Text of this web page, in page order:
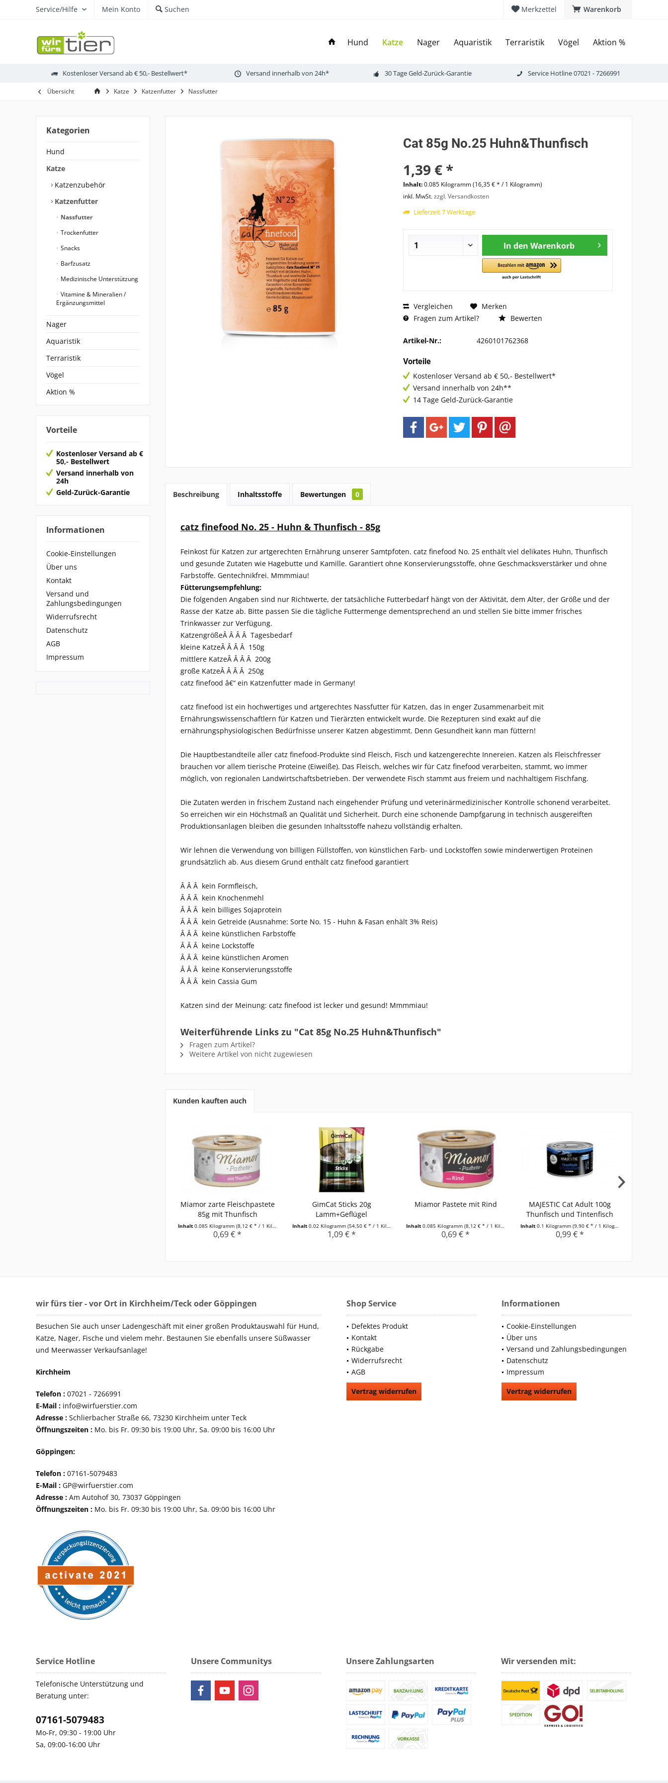
Warenkorb
Merkzettel
Service/Hilfe Mein Konto Suchen
Hund Katze Nager Aquaristik Terraristik Vögel Aktion %
Kostenloser Versand ab € 50,- Bestellwert* Versand innerhalb von 24h* 30 Tage Geld-Zurück-Garantie Service Hotline 07021 - 7266991
Übersicht Katze Katzenfutter Nassfutter
Kategorien
Hund
Katze
Katzenzubehör
Katzenfutter
Nassfutter
Trockenfutter
Snacks
Barfzusatz
Medizinische Unterstützung
Vitamine & Mineralien /
Ergänzungsmittel
Nager
Aquaristik
Terraristik
Vögel
Aktion %
Vorteile
Kostenloser Versand ab €
50,- Bestellwert
Versand innerhalb von
24h
Geld-Zurück-Garantie
Informationen
Cookie-Einstellungen
Über uns
Kontakt
Versand und
Zahlungsbedingungen
Widerrufsrecht
Datenschutz
AGB
Impressum
Cat 85g No.25 Huhn&Thunfisch
1,39 € *
Inhalt:0.085 Kilogramm (16,35 € * / 1 Kilogramm)
inkl. MwSt.zzgl. Versandkosten
Lieferzeit 7 Werktage
In den Warenkorb
Vergleichen
Merken
Fragen zum Artikel?
Bewerten
Artikel-Nr.: 4260101762368
Vorteile
Kostenloser Versand ab € 50,- Bestellwert*
Versand innerhalb von 24h**
14 Tage Geld-Zurück-Garantie
Beschreibung Inhaltsstoffe Bewertungen 0
catz finefood No. 25 - Huhn & Thunfisch - 85g
Feinkost für Katzen zur artgerechten Ernährung unserer Samtpfoten. catz finefood No. 25 enthält viel delikates Huhn, Thunfisch
und gesunde Zutaten wie Hagebutte und Kamille. Garantiert ohne Konservierungsstoffe, ohne Geschmacksverstärker und ohne
Farbstoffe. Gentechnikfrei. Mmmmiau!
Fütterungsempfehlung:
Die folgenden Angaben sind nur Richtwerte, der tatsächliche Futterbedarf hängt von der Aktivität, dem Alter, der Größe und der
Rasse der Katze ab. Bitte passen Sie die tägliche Futtermenge dementsprechend an und stellen Sie bitte immer frisches
Trinkwasser zur Verfügung.
KatzengrößeÂ Â Â Â Tagesbedarf
kleine KatzeÂ Â Â Â 150g
mittlere KatzeÂ Â Â Â 200g
große KatzeÂ Â Â Â 250g
catz finefood â€“ ein Katzenfutter made in Germany!
catz finefood ist ein hochwertiges und artgerechtes Nassfutter für Katzen, das in enger Zusammenarbeit mit
Ernährungswissenschaftlern für Katzen und Tierärzten entwickelt wurde. Die Rezepturen sind exakt auf die
ernährungsphysiologischen Bedürfnisse unserer Katzen abgestimmt. Denn Gesundheit kann man füttern!
Die Hauptbestandteile aller catz finefood-Produkte sind Fleisch, Fisch und katzengerechte Innereien. Katzen als Fleischfresser
brauchen vor allem tierische Proteine (Eiweiße). Das Fleisch, welches wir für Catz finefood verarbeiten, stammt, wo immer
möglich, von regionalen Landwirtschaftsbetrieben. Der verwendete Fisch stammt aus freiem und nachhaltigem Fischfang.
Die Zutaten werden in frischem Zustand nach eingehender Prüfung und veterinärmedizinischer Kontrolle schonend verarbeitet.
So erreichen wir ein Höchstmaß an Qualität und Sicherheit. Durch eine schonende Dampfgarung in technisch ausgereiften
Produktionsanlagen bleiben die gesunden Inhaltsstoffe nahezu vollständig erhalten.
Wir lehnen die Verwendung von billigen Füllstoffen, von künstlichen Farb- und Lockstoffen sowie minderwertigen Proteinen
grundsätzlich ab. Aus diesem Grund enthält catz finefood garantiert
Â Â Â kein Formfleisch,
Â Â Â kein Knochenmehl
Â Â Â kein billiges Sojaprotein
Â Â Â kein Getreide (Ausnahme: Sorte No. 15 - Huhn & Fasan enhält 3% Reis)
Â Â Â keine künstlichen Farbstoffe
Â Â Â keine Lockstoffe
Â Â Â keine künstlichen Aromen
Â Â Â keine Konservierungsstoffe
Â Â Â kein Cassia Gum
Katzen sind der Meinung: catz finefood ist lecker und gesund! Mmmmiau!
Weiterführende Links zu "Cat 85g No.25 Huhn&Thunfisch"
Fragen zum Artikel?
Weitere Artikel von nicht zugewiesen
Kunden kauften auch
Miamor zarte Fleischpastete
85g mit Thunfisch
Inhalt 0.085 Kilogramm (8,12 € * / 1 Kilogramm)
0,69 € *
GimCat Sticks 20g
Lamm+Geflügel
Inhalt 0.02 Kilogramm (54,50 € * / 1 Kilogramm)
1,09 € *
Miamor Pastete mit Rind
Inhalt 0.085 Kilogramm (8,12 € * / 1 Kilogramm)
0,69 € *
MAJESTIC Cat Adult 100g
Thunfisch und Tintenfisch
Inhalt 0.1 Kilogramm (9,90 € * / 1 Kilogramm)
0,99 € *
wir fürs tier - vor Ort in Kirchheim/Teck oder Göppingen
Besuchen Sie auch unser Ladengeschäft mit einer großen Produktauswahl für Hund,
Katze, Nager, Fische und vielem mehr. Bestaunen Sie ebenfalls unsere Süßwasser
und Meerwasser Verkaufsanlage!
Kirchheim
Telefon : 07021 - 7266991
E-Mail : info@wirfuerstier.com
Adresse : Schlierbacher Straße 66, 73230 Kirchheim unter Teck
Öffnungszeiten : Mo. bis Fr. 09:30 bis 19:00 Uhr, Sa. 09:00 bis 16:00 Uhr
Göppingen:
Telefon : 07161-5079483
E-Mail : GP@wirfuerstier.com
Adresse : Am Autohof 30, 73037 Göppingen
Öffnungszeiten : Mo. bis Fr. 09:30 bis 19:00 Uhr, Sa. 09:00 bis 16:00 Uhr
Shop Service
Defektes Produkt
Kontakt
Rückgabe
Widerrufsrecht
AGB
Vertrag widerrufen
Informationen
Cookie-Einstellungen
Über uns
Versand und Zahlungsbedingungen
Datenschutz
Impressum
Vertrag widerrufen
Service Hotline
Telefonische Unterstützung und
Beratung unter:
07161-5079483
Mo-Fr, 09:30 - 19:00 Uhr
Sa, 09:00-16:00 Uhr
Unsere Communitys Unsere Zahlungsarten Wir versenden mit: